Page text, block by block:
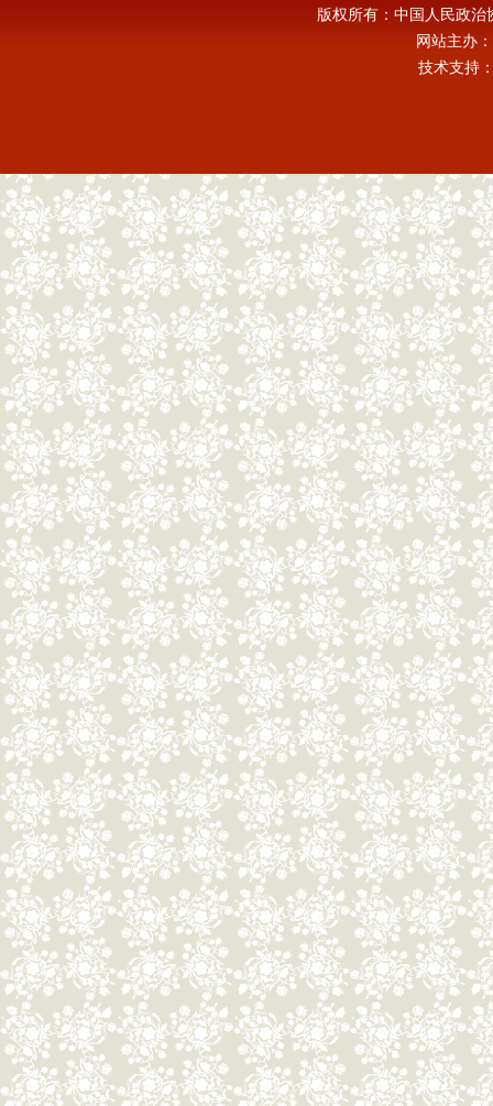
版权所有：中国人民政
网站主办
技术支持